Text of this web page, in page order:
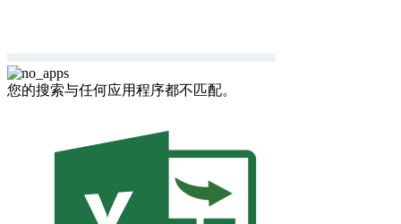
您的搜索与任何应用程序都不匹配。